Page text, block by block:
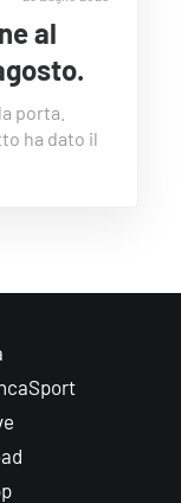
al
porta.
ha dato il